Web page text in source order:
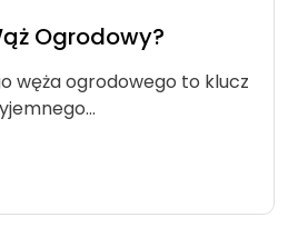
Ogrodowy?
węża ogrodowego to klucz